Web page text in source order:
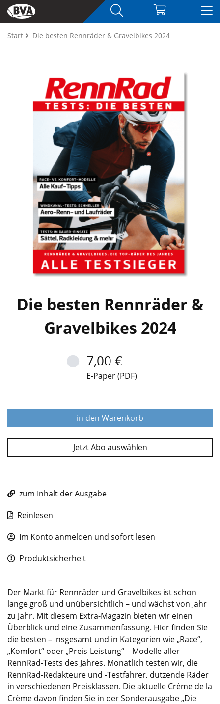
Start Die besten Rennräder & Gravelbikes 2024
Die besten Rennräder &
Gravelbikes 2024
7,00 €
E-Paper (PDF)
in den Warenkorb
Jetzt Abo auswählen
zum Inhalt der Ausgabe
Reinlesen
Im Konto anmelden und sofort lesen
Produktsicherheit
Der Markt für Rennräder und Gravelbikes ist schon
lange groß und unübersichtlich – und wächst von Jahr
zu Jahr. Mit diesem Extra-Magazin bieten wir einen
Überblick und eine Zusammenfassung. Hier finden Sie
die besten – insgesamt und in Kategorien wie „Race“,
„Komfort“ oder „Preis-Leistung“ – Modelle aller
RennRad-Tests des Jahres. Monatlich testen wir, die
RennRad-Redakteure und -Testfahrer, dutzende Räder
in verschiedenen Preisklassen. Die aktuelle Crème de la
Crème davon finden Sie in der Sonderausgabe „Die